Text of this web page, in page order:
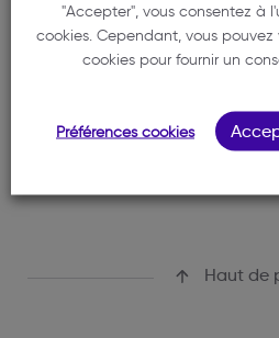
LANGUES PARLÉES
Haut de
"Accepter", vous consentez à
cookies. Cependant, vous
cookies pour fournir un
Préférences cookies